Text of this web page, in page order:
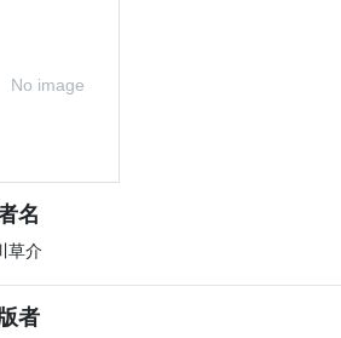
No image
名
草介
者